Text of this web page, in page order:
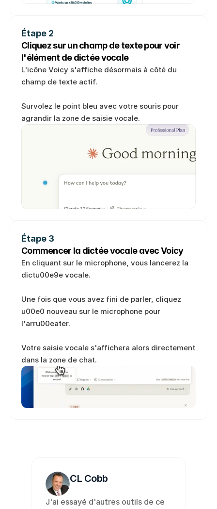
CL Cobb
J'ai essayé d'autres outils de ce
Étape 2
Cliquez sur un champ de texte pour voir
l'élément de dictée vocale
L'icône Voicy s'affiche désormais à côté du
champ de texte actif.
Survolez le point bleu avec votre souris pour
agrandir la zone de saisie vocale.
Étape 3
Commencer la dictée vocale avec Voicy
En cliquant sur le microphone, vous lancerez la
dictu00e9e vocale.
Une fois que vous avez fini de parler, cliquez
u00e0 nouveau sur le microphone pour
l'arru00eater.
Votre saisie vocale s'affichera alors directement
dans la zone de chat.